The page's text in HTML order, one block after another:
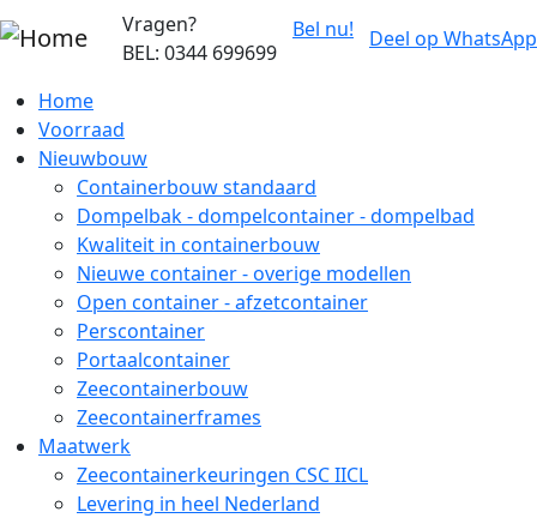
Overslaan en naar de inhoud gaan
Vragen?
BEL: 0344 699699
Bel nu! Deel op WhatsApp
Home
Voorraad
Nieuwbouw
Containerbouw standaard
Dompelbak - dompelcontainer - dompelbad
Kwaliteit in containerbouw
Nieuwe container - overige modellen
Open container - afzetcontainer
Perscontainer
Portaalcontainer
Zeecontainerbouw
Zeecontainerframes
Maatwerk
Zeecontainerkeuringen CSC IICL
Levering in heel Nederland